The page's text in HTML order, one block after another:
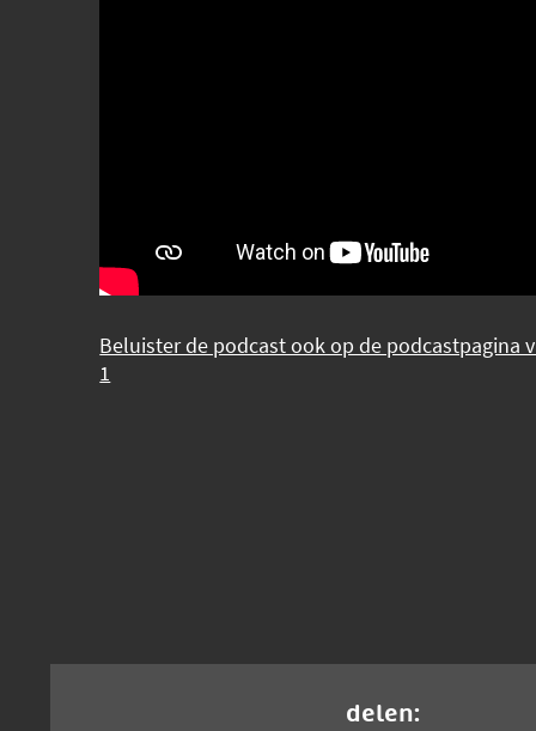
Beluister de podcast ook op de podcastpagina
1
delen: